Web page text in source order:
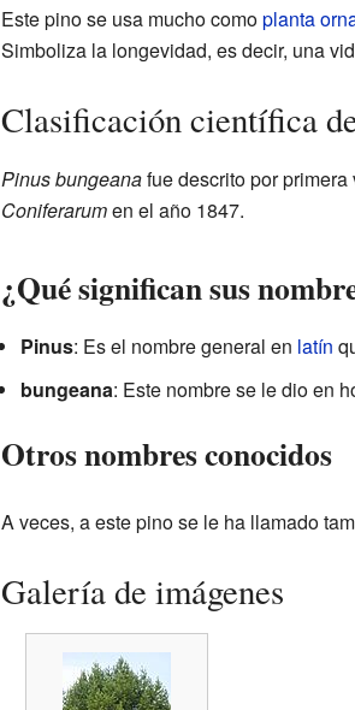
Este pino se usa mucho comoplanta
Simboliza la longevidad, es decir, una
Clasificación científica
Pinus bungeanafue descrito por primera
Coniferarumen el año 1847.
¿Qué significan sus
Pinus: Es el nombre general en latín
bungeana: Este nombre se le dio en
Otros nombres conocidos
A veces, a este pino se le ha llamado
Galería de imágenes